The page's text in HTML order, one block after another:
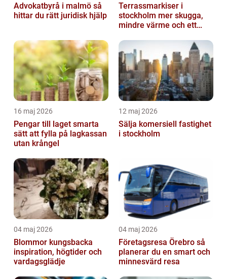
Advokatbyrå i malmö så
hittar du rätt juridisk hjälp
Terrassmarkiser i
stockholm mer skugga,
mindre värme och ett
16 maj 2026
Pengar till laget smarta
sätt att fylla på lagkassan
utan krångel
12 maj 2026
Sälja komersiell fastighet
i stockholm
04 maj 2026
Blommor kungsbacka
inspiration, högtider och
vardagsglädje
04 maj 2026
Företagsresa Örebro så
planerar du en smart och
minnesvärd resa